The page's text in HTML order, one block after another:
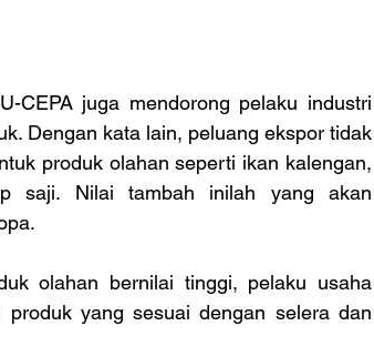
CEPA juga mendorong pelaku industri
Dengan kata lain, peluang ekspor tidak
produk olahan seperti ikan kalengan,
saji. Nilai tambah inilah yang akan
olahan bernilai tinggi, pelaku usaha
yang sesuai dengan selera dan